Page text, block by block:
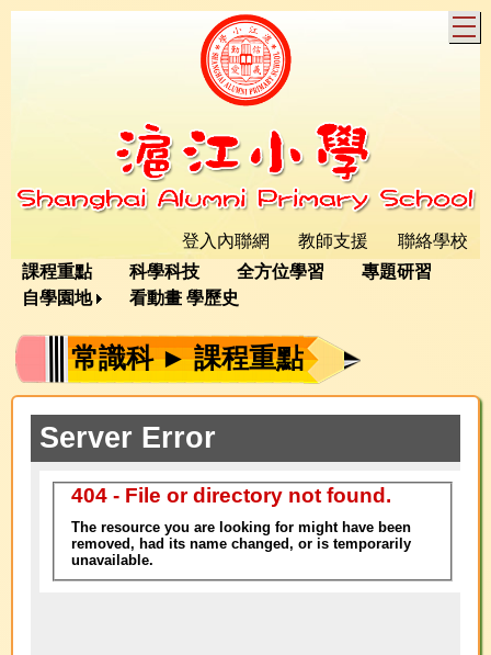
登入內聯網 教師支援 聯絡學校
課程重點 科學科技 全方位學習
專題研習
自學園地
看動畫 學歷史
常識科 ► 課程重點